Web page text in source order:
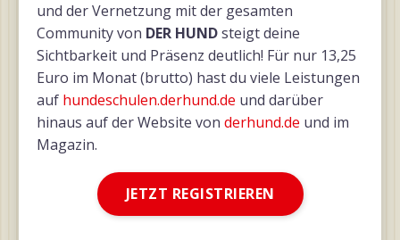
und der Vernetzung mit der gesamten
Community von DER HUNDsteigt deine
Sichtbarkeit und Präsenz deutlich! Für nur 13,25
Euro im Monat (brutto) hast du viele Leistungen
auf hundeschulen.derhund.de und darüber
hinaus auf der Website von derhund.de und im
Magazin.
JETZT REGISTRIEREN